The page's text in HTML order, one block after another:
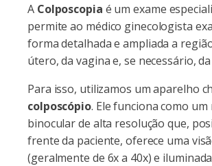
A Colposcopia é um exame
permite ao médico ginecologista
forma detalhada e ampliada a
útero, da vagina e, se necessário,
Para isso, utilizamos um aparelho
colposcópio. Ele funciona como
binocular de alta resolução que,
frente da paciente, oferece uma
(geralmente de 6x a 40x) e